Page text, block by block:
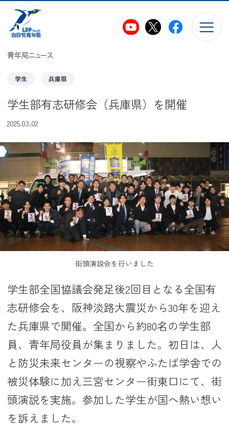
このページの本文へ移動
青年局ニュース
学生 兵庫県
学生部有志研修会（兵庫県）を開催
2025.03.02
街頭演説会を行いました
学生部全国協議会発足後2回目となる全国有
志研修会を、阪神淡路大震災から30年を迎え
た兵庫県で開催。全国から約80名の学生部
員、青年局役員が集まりました。初日は、人
と防災未来センターの視察やふたば学舎での
被災体験に加え三宮センター街東口にて、街
頭演説を実施。参加した学生が国へ熱い想い
を訴えました。